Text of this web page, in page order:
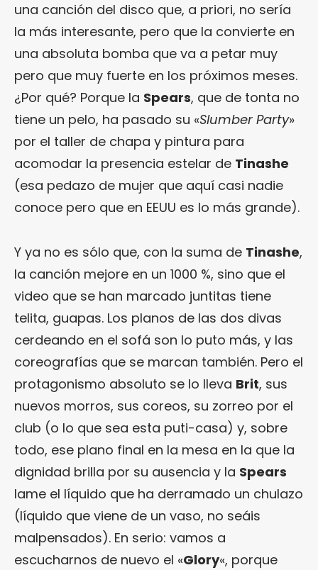
una canción del disco que, a priori, no sería
la más interesante, pero que la convierte en
una absoluta bomba que va a petar muy
pero que muy fuerte en los próximos meses.
¿Por qué? Porque la Spears, que de tonta no
tiene un pelo, ha pasado su «Slumber Party»
por el taller de chapa y pintura para
acomodar la presencia estelar de Tinashe
(esa pedazo de mujer que aquí casi nadie
conoce pero que en EEUU es lo más grande).
Y ya no es sólo que, con la suma de Tinashe,
la canción mejore en un 1000 %, sino que el
video que se han marcado juntitas tiene
telita, guapas. Los planos de las dos divas
cerdeando en el sofá son lo puto más, y las
coreografías que se marcan también. Pero el
protagonismo absoluto se lo lleva Brit, sus
nuevos morros, sus coreos, su zorreo por el
club (o lo que sea esta puti-casa) y, sobre
todo, ese plano final en la mesa en la que la
dignidad brilla por su ausencia y la Spears
lame el líquido que ha derramado un chulazo
(líquido que viene de un vaso, no seáis
malpensados). En serio: vamos a
escucharnos de nuevo el «Glory«, porque